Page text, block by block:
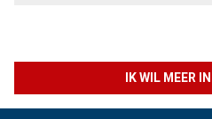
IK WIL MEER